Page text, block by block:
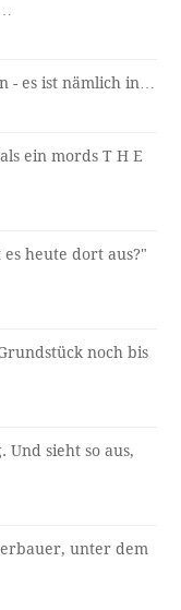
- es ist nämlich in…
ein mords T H E
heute dort aus?"
noch bis
Und sieht so aus,
unter dem